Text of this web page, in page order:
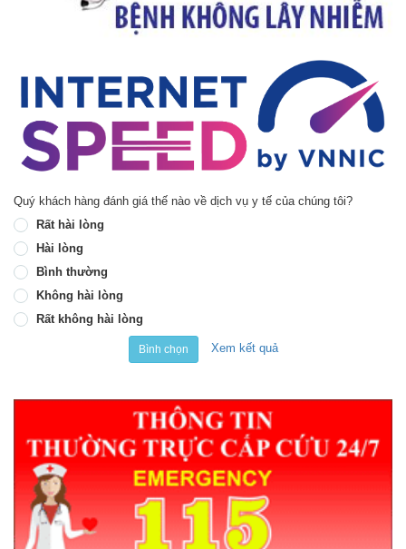
Quý khách hàng đánh giá thế nào về dịch vụ y tế của chúng tôi?
Rất hài lòng
Hài lòng
Bình thường
Không hài lòng
Rất không hài lòng
Bình chọn Xem kết quả